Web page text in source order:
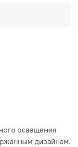
освещения
дизайнам.